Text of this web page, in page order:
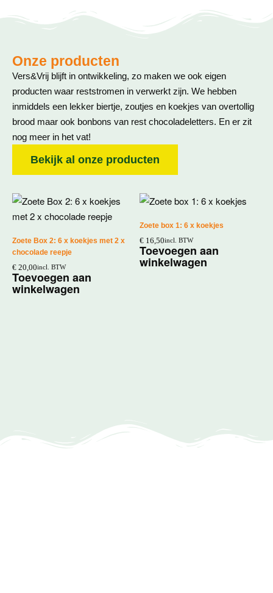
Onze producten
Vers&Vrij blijft in ontwikkeling, zo maken we ook eigen
producten waar reststromen in verwerkt zijn. We hebben
inmiddels een lekker biertje, zoutjes en koekjes van overtollig
brood maar ook bonbons van rest chocoladeletters. En er zit
nog meer in het vat!
Bekijk al onze producten
Zoete Box 2: 6 x koekjes met 2 x
chocolade reepje
€ 20,00incl. BTW
Toevoegen aan
winkelwagen
Zoete box 1: 6 x koekjes
€ 16,50incl. BTW
Toevoegen aan
winkelwagen